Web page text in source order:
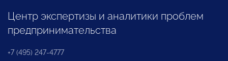
Центр экспертизы и аналитики проблем
предпринимательства
+7 (495) 247-4777